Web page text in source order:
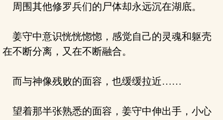
周围其他修罗兵们的尸体却永远沉在湖底。
姜守中意识恍恍惚惚，感觉自己的灵魂和躯壳
在不断分离，又在不断融合。
而与神像残败的面容，也缓缓拉近……
望着那半张熟悉的面容，姜守中伸出手，小心